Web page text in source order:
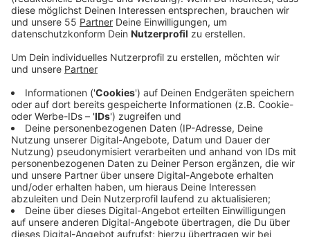
Anzeige
Die Karte kann analog oder digital vorgezeigt werden.
zu machen. Und: Der Bürgerbus in Mettmann sucht
weitere ehrenamtliche Fahrer und vor allem
Fahrerinnen. Aktuell sind 52 Menschen im Einsatz,
darunter drei Frauen.
Anzeige
Kontakt